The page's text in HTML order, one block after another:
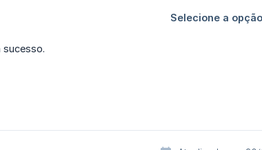
sucesso.